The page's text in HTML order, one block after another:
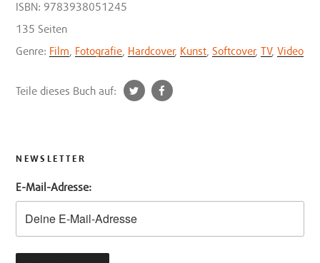
ISBN: 9783938051245
135 Seiten
Genre: Film Fotografie Hardcover, Kunst Softcover,TV,Video
Teile dieses Buch auf:
t
NEWSLETTER
E-Mail-Adresse: